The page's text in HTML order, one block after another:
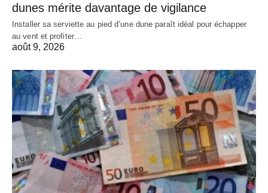
dunes mérite davantage de vigilance
Installer sa serviette au pied d’une dune paraît idéal pour échapper
au vent et profiter…
août 9, 2026